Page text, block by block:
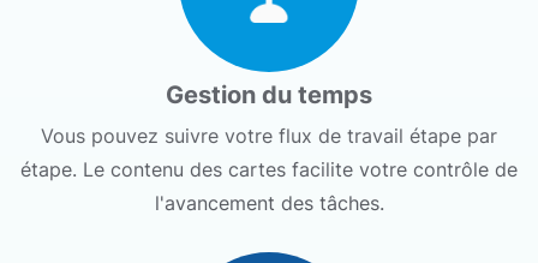
Gestion du temps
Vous pouvez suivre votre flux de travail étape par
étape. Le contenu des cartes facilite votre contrôle de
l'avancement des tâches.